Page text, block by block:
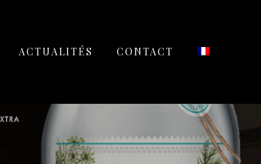
ACTUALITÉS CONTACT